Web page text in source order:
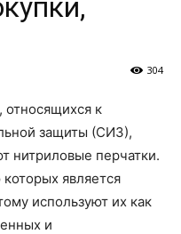
304
относящихся к
защиты (СИЗ),
нитриловые перчатки.
является
используют их как
и